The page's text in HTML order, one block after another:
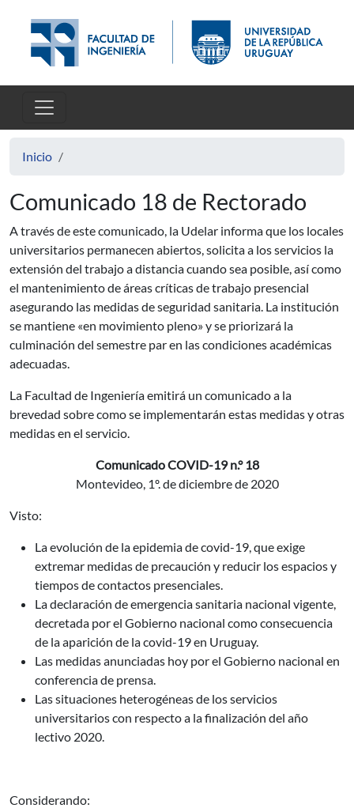
Inicio
Comunicado 18 de Rectorado
A través de este comunicado, la Udelar informa que los locales
universitarios permanecen abiertos, solicita a los servicios la
extensión del trabajo a distancia cuando sea posible, así como
el mantenimiento de áreas críticas de trabajo presencial
asegurando las medidas de seguridad sanitaria. La institución
se mantiene «en movimiento pleno» y se priorizará la
culminación del semestre par en las condiciones académicas
adecuadas.
La Facultad de Ingeniería emitirá un comunicado a la
brevedad sobre como se implementarán estas medidas y otras
medidas en el servicio.
Comunicado COVID-19 n.° 18
Montevideo, 1º. de diciembre de 2020
Visto:
La evolución de la epidemia de covid-19, que exige
extremar medidas de precaución y reducir los espacios y
tiempos de contactos presenciales.
La declaración de emergencia sanitaria nacional vigente,
decretada por el Gobierno nacional como consecuencia
de la aparición de la covid-19 en Uruguay.
Las medidas anunciadas hoy por el Gobierno nacional en
conferencia de prensa.
Las situaciones heterogéneas de los servicios
universitarios con respecto a la finalización del año
lectivo 2020.
Considerando: